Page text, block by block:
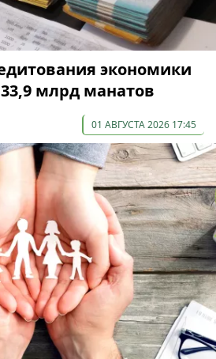
экономики
млрд манатов
01 АВГУСТА 2026 17:45